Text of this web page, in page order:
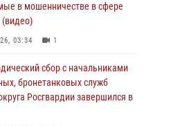
в мошенничестве в сфере
(видео)
03:34 1
сбор с начальниками
бронетанковых служб
Росгвардии завершился в